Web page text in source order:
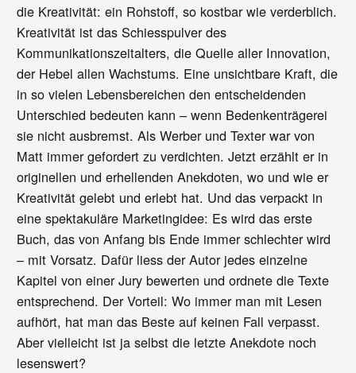
die Kreativität: ein Rohstoff, so kostbar wie verderblich.
Kreativität ist das Schiesspulver des
Kommunikationszeitalters, die Quelle aller Innovation,
der Hebel allen Wachstums. Eine unsichtbare Kraft, die
in so vielen Lebensbereichen den entscheidenden
Unterschied bedeuten kann – wenn Bedenkenträgerei
sie nicht ausbremst. Als Werber und Texter war von
Matt immer gefordert zu verdichten. Jetzt erzählt er in
originellen und erhellenden Anekdoten, wo und wie er
Kreativität gelebt und erlebt hat. Und das verpackt in
eine spektakuläre Marketingidee: Es wird das erste
Buch, das von Anfang bis Ende immer schlechter wird
– mit Vorsatz. Dafür liess der Autor jedes einzelne
Kapitel von einer Jury bewerten und ordnete die Texte
entsprechend. Der Vorteil: Wo immer man mit Lesen
aufhört, hat man das Beste auf keinen Fall verpasst.
Aber vielleicht ist ja selbst die letzte Anekdote noch
lesenswert?